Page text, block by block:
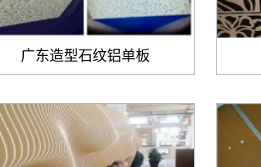
广东造型石纹铝单板